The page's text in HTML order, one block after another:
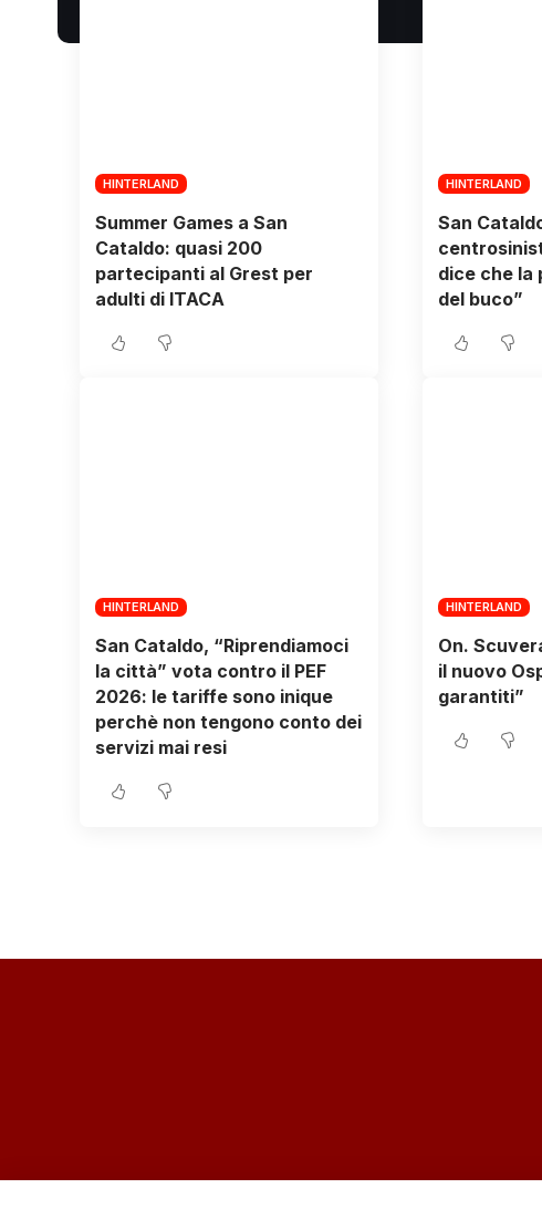
HINTERLAND
Summer Games a San
Cataldo: quasi 200
partecipanti al Grest per
adulti di ITACA
HINTERLAND
San
dice che la
del buco”
HINTERLAND
San Cataldo, “Riprendiamoci
la città” vota contro il PEF
2026: le tariffe sono inique
perchè non tengono conto dei
servizi mai resi
HINTERLAND
On.
il nuovo
garantiti”